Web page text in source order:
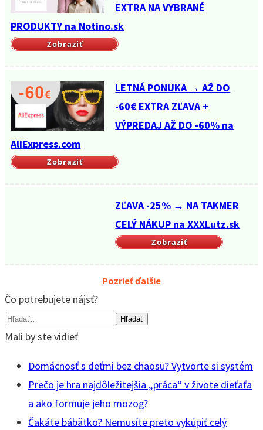
EXTRA NA VYBRANÉ
PRODUKTY na Notino.sk
Zobraziť
LETNÁ PONUKA → AŽ DO
-60€ EXTRA ZĽAVA +
VÝPREDAJ AŽ DO -60% na
AliExpress.com
Zobraziť
ZĽAVA -25% → NA TAKMER
CELÝ NÁKUP na XXXLutz.sk
Zobraziť
Pozrieť ďalšie
Čo potrebujete nájsť?
Vyhľadávanie
pre:
Mali by ste vidieť
Domácnosť s deťmi bez chaosu? Vytvorte si systém
Prečo je hra najdôležitejšia „práca“ v živote dieťaťa
a ako formuje jeho mozog?
Čakáte bábätko? Nemusíte preto vykúpiť celý